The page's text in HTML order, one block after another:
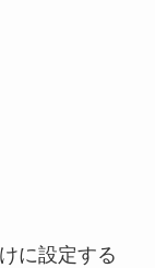
に設定する